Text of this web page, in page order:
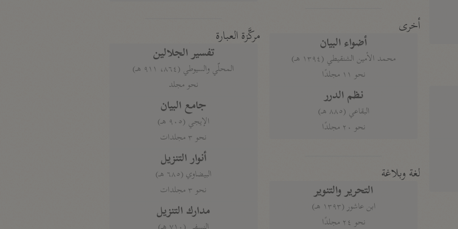
أخرى
أضواء البيان
محمد الأمين الشنقيطي (١٣٩٤ هـ)
نحو ١١ مجلدًا
نظم الدرر
البقاعي (٨٨٥ هـ)
نحو ٢٠ مجلدًا
لغة وبلاغة
التحرير والتنوير
ابن عاشور (١٣٩٣ هـ)
نحو ٢٤ مجلدًا
مركَّزة العبارة
تفسير الجلالين
المحلّي والسيوطي (٨٦٤، ٩١١ هـ)
نحو مجلد
جامع البيان
الإيجي (٩٠٥ هـ)
نحو ٣ مجلدات
أنوار التنزيل
البيضاوي (٦٨٥ هـ)
نحو ٣ مجلدات
مدارك التنزيل